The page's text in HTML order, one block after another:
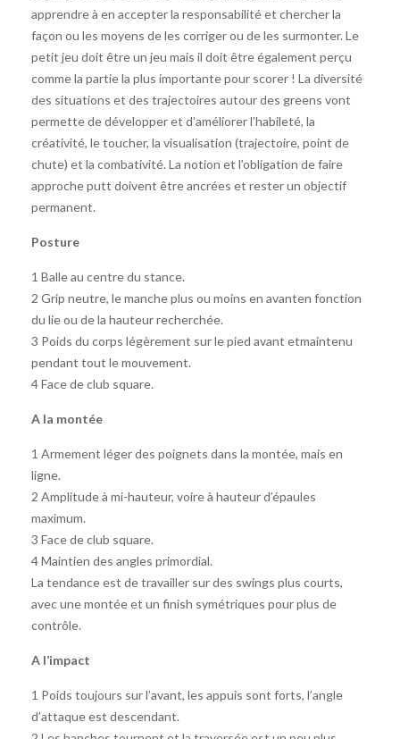
apprendre à en accepter la responsabilité et chercher la
façon ou les moyens de les corriger ou de les surmonter. Le
petit jeu doit être un jeu mais il doit être également perçu
comme la partie la plus importante pour scorer ! La diversité
des situations et des trajectoires autour des greens vont
permette de développer et d’améliorer l’habileté, la
créativité, le toucher, la visualisation (trajectoire, point de
chute) et la combativité. La notion et l’obligation de faire
approche putt doivent être ancrées et rester un objectif
permanent.
Posture
1 Balle au centre du stance.
2 Grip neutre, le manche plus ou moins en avanten fonction
du lie ou de la hauteur recherchée.
3 Poids du corps légèrement sur le pied avant etmaintenu
pendant tout le mouvement.
4 Face de club square.
A la montée
1 Armement léger des poignets dans la montée, mais en
ligne.
2 Amplitude à mi-hauteur, voire à hauteur d’épaules
maximum.
3 Face de club square.
4 Maintien des angles primordial.
La tendance est de travailler sur des swings plus courts,
avec une montée et un finish symétriques pour plus de
contrôle.
A l’impact
1 Poids toujours sur l’avant, les appuis sont forts, l’angle
d’attaque est descendant.